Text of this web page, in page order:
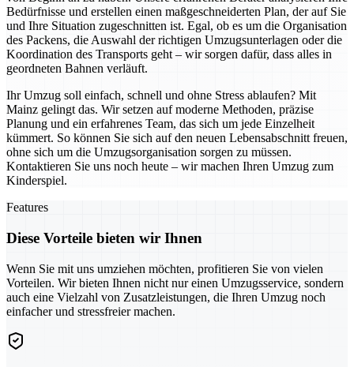
Bedürfnisse und erstellen einen maßgeschneiderten Plan, der auf Sie
und Ihre Situation zugeschnitten ist. Egal, ob es um die Organisation
des Packens, die Auswahl der richtigen Umzugsunterlagen oder die
Koordination des Transports geht – wir sorgen dafür, dass alles in
geordneten Bahnen verläuft.
Ihr Umzug soll einfach, schnell und ohne Stress ablaufen? Mit
Mainz gelingt das. Wir setzen auf moderne Methoden, präzise
Planung und ein erfahrenes Team, das sich um jede Einzelheit
kümmert. So können Sie sich auf den neuen Lebensabschnitt freuen,
ohne sich um die Umzugsorganisation sorgen zu müssen.
Kontaktieren Sie uns noch heute – wir machen Ihren Umzug zum
Kinderspiel.
Features
Diese Vorteile bieten wir Ihnen
Wenn Sie mit uns umziehen möchten, profitieren Sie von vielen
Vorteilen. Wir bieten Ihnen nicht nur einen Umzugsservice, sondern
auch eine Vielzahl von Zusatzleistungen, die Ihren Umzug noch
einfacher und stressfreier machen.